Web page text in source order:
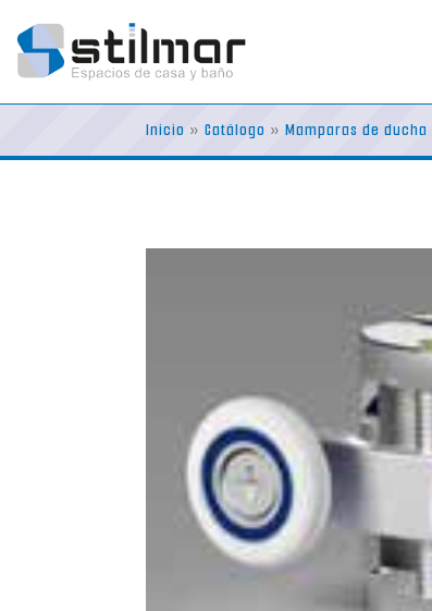
to
content
Inicio »Catálogo »Mamparas de ducha